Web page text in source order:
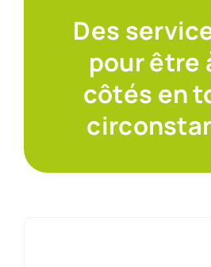
Des
pour être
côtés en